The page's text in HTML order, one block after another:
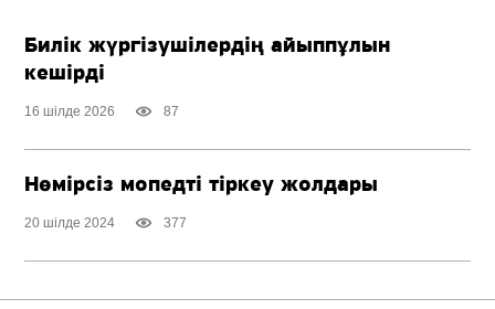
Билік жүргізушілердің айыппұлын
кешірді
16 шілде 2026 87
Нөмірсіз мопедті тіркеу жолдары
20 шілде 2024 377